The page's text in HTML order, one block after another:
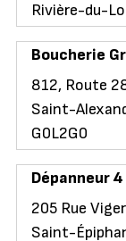
Rivière-du-
Boucherie
812, Route
Saint-
G0L2G0
Dépanneur
205 Rue Viger
Saint-